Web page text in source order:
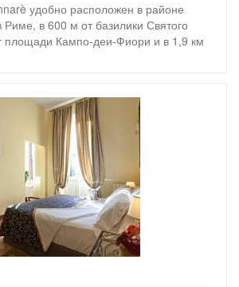
удобно расположен в районе
Риме, в 600 м от базилики Святого
площади Кампо-деи-Фиори и в 1,9 км